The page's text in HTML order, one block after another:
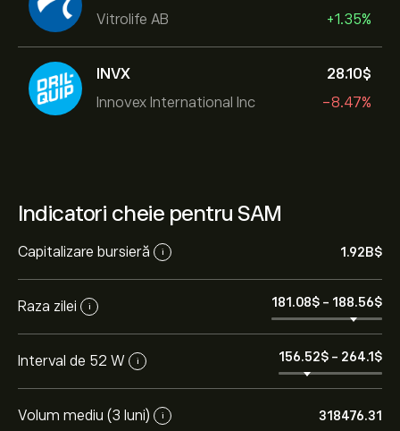
Vitrolife AB
+1.35%
INVX
Innovex International Inc
28.10‎$‎
-8.47%
Indicatori cheie pentru SAM
Capitalizare bursieră i 1.92B‎$‎
Raza zilei i 181.08‎$‎ - 188.56‎$‎
Interval de 52 W i 156.52‎$‎ - 264.1‎$‎
Volum mediu (3 luni) i 318476.31